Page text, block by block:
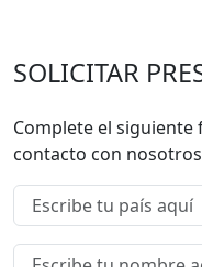
SOLICITAR
Complete el
contacto con